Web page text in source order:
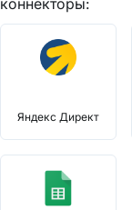
коннекторы:
Яндекс Директ